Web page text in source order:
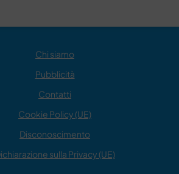
Chi siamo
Pubblicità
Contatti
Cookie Policy (UE)
Disconoscimento
sulla Privacy (UE)